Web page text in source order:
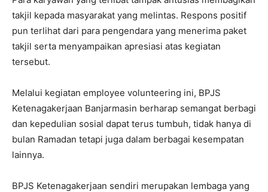
takjil kepada masyarakat yang melintas. Respons positif
pun terlihat dari para pengendara yang menerima paket
takjil serta menyampaikan apresiasi atas kegiatan
tersebut.
Melalui kegiatan employee volunteering ini, BPJS
Ketenagakerjaan Banjarmasin berharap semangat berbagi
dan kepedulian sosial dapat terus tumbuh, tidak hanya di
bulan Ramadan tetapi juga dalam berbagai kesempatan
lainnya.
BPJS Ketenagakerjaan sendiri merupakan lembaga yang